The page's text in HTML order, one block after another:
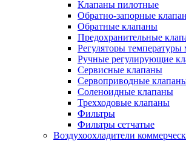
Клапаны пилотные
Обратно-запорные
Обратные клапаны
Предохранительные
Регуляторы температуры
Ручные регулирующие
Сервисные клапаны
Сервоприводные
Соленоидные клапаны
Трехходовые клапаны
Фильтры
Фильтры сетчатые
Воздухоохладители